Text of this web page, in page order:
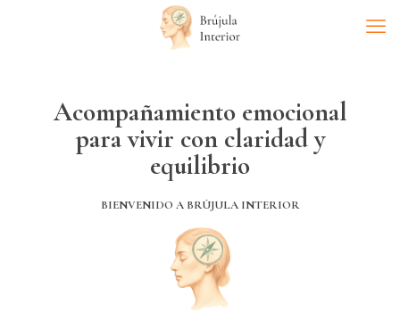
Acompañamiento emocional
para vivir con claridad y
equilibrio
BIENVENIDO A BRÚJULA INTERIOR